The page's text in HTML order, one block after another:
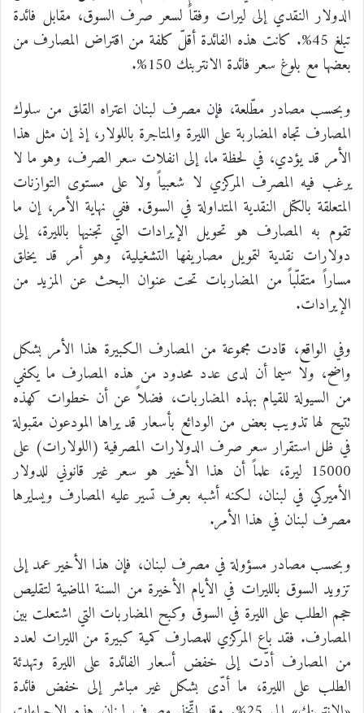
الدولار النقدي إلى ليرات وفقاً لسعر صرف السوق، مقابل فائدة
تبلغ 45%. كانت هذه الفائدة أقلّ كلفة من اقتراض المصارف من
بعضها مع بلوغ سعر فائدة الانتربنك 150%.
وبحسب مصادر مطّلعة، فإن مصرف لبنان اعتراه القلق من سلوك
المصارف تجاه المضاربة على الليرة والمتاجرة باللولار، إذ إن مثل هذا
الأمر قد يؤدي، في لحظة ما، إلى انفلات سعر الصرف، وهو ما لا
يرغب فيه المصرف المركزي لا شعبياً ولا على مستوى التوازنات
المتعلقة بالكتل النقدية المتداولة في السوق. ففي نهاية الأمر، إن ما
تقوم به المصارف هو تحويل الإيرادات التي تجنيها بالليرة، إلى
دولارات نقدية لتمويل مصاريفها التشغيلية، وهو أمر قد يخلق
مساراً متقلّباً من المضاربات تحت عنوان البحث عن المزيد من
الإيرادات.
وفي الواقع، قادت مجموعة من المصارف الكبيرة هذا الأمر بشكل
واضح، ولا سيما أن لدى عدد محدود من هذه المصارف ما يكفي
من السيولة للقيام بهذه المضاربات، فضلاً عن أن خطوات كهذه
تتيح لها تذويب بعض من الودائع بأسعار قد يراها المودعون مقبولة
في ظل استقرار سعر صرف الدولارات المصرفية (اللولارات) على
15000 ليرة، علماً أن هذا الأخير هو سعر غير قانوني للدولار
الأميركي في لبنان، لكنه أشبه بعرف تسير عليه المصارف ويسايرها
مصرف لبنان في هذا الأمر.
وبحسب مصادر مسؤولة في مصرف لبنان، فإن هذا الأخير عمد إلى
تزويد السوق بالليرات في الأيام الأخيرة من السنة الماضية لتقليص
حجم الطلب على الليرة في السوق وكبح المضاربات التي اشتعلت بين
المصارف. فقد باع المركزي للمصارف كمية كبيرة من الليرات لعدد
من المصارف أدّت إلى خفض أسعار الفائدة على الليرة وتهدئة
الطلب على الليرة، ما أدّى بشكل غير مباشر إلى خفض فائدة